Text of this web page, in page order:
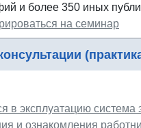
и более 350 иных
на семинар
в эксплуатацию
и ознакомления